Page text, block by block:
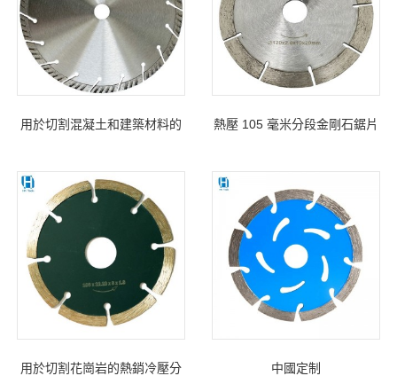
用於切割混凝土和建築材料的 熱壓 105 毫米分段金剛石鋸片
用於切割花崗岩的熱銷冷壓分 中國定制